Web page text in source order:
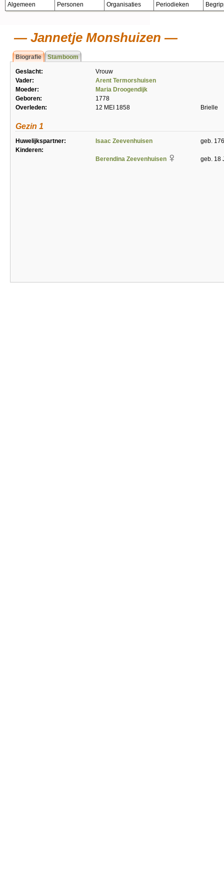
Algemeen Personen Organisaties Periodieken
Jannetje Monshuizen
Biografie Stamboom
Geslacht:
Vrouw
Vader:
Arent Termorshuisen
Moeder:
Maria Droogendijk
Geboren:
1778
Overleden:
12 MEI 1858 Brielle
Gezin 1
Huwelijkspartner: Isaac Zeevenhuisen
geb.
Kinderen:
Berendina Zeevenhuisen
geb. 18